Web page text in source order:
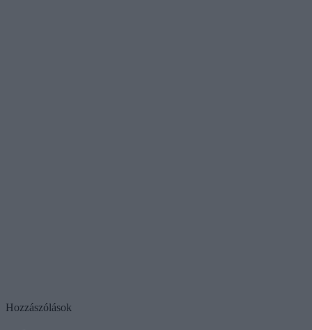
Hozzászólások